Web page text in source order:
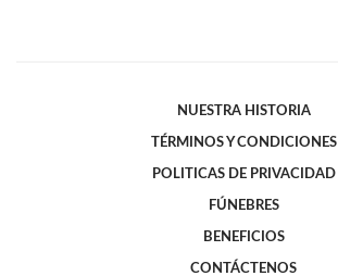
NUESTRA HISTORIA
TÉRMINOS Y CONDICIONES
POLITICAS DE PRIVACIDAD
FÚNEBRES
BENEFICIOS
CONTÁCTENOS